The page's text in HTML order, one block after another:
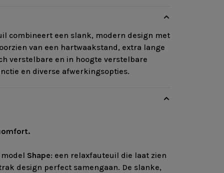
combineert een slank, modern design met
van een hartwaakstand, extra lange
verstelbare en in hoogte verstelbare
en diverse afwerkingsopties.
Shape: een relaxfauteuil die laat zien
design perfect samengaan. De slanke,